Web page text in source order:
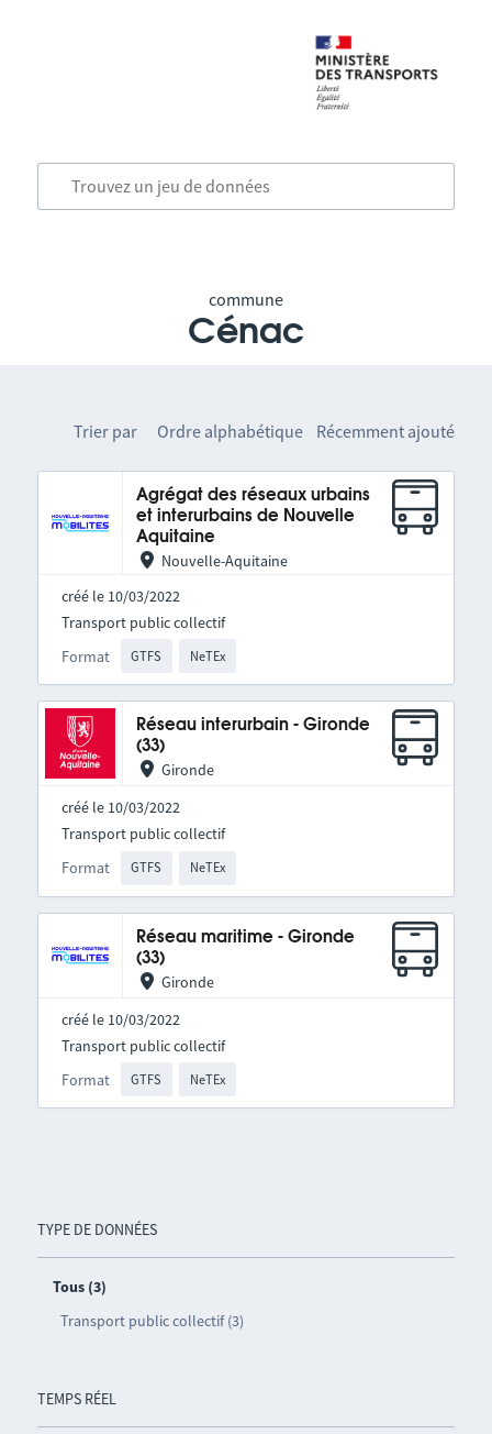
commune
Cénac
TYPE DE DONNÉES
Tous (3)
Transport public collectif (3)
TEMPS RÉEL
Trier par Ordre alphabétique Récemment ajouté
Agrégat des réseaux urbains
et interurbains de Nouvelle
Aquitaine
Nouvelle-Aquitaine
créé le 10/03/2022
Format GTFS NeTEx
Transport public collectif
Réseau interurbain - Gironde
(33)
Gironde
créé le 10/03/2022
Format GTFS NeTEx
Transport public collectif
Réseau maritime - Gironde
(33)
Gironde
créé le 10/03/2022
Format GTFS NeTEx
Transport public collectif